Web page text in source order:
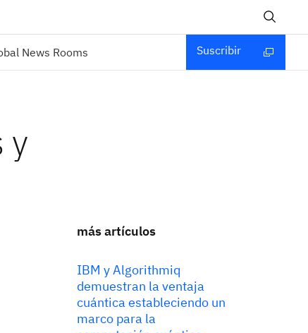
News Rooms Suscribir
y
más artículos
IBM y Algorithmiq
demuestran la ventaja
cuántica estableciendo un
marco para la